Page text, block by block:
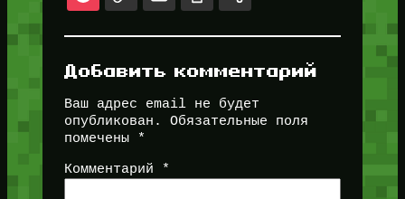
Добавить комментарий
Ваш адрес email не будет
опубликован.
Обязательные поля
помечены
*
Комментарий *